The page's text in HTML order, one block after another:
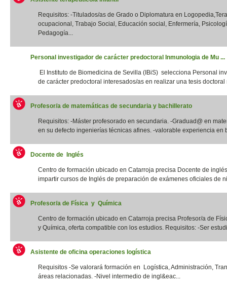
Requisitos: -Titulados/as de Grado o Diplomatura en
ocupacional, Trabajo Social, Educación social, Enfermería,
Pedagogía...
Personal investigador de carácter predoctoral Inmunologia de Mu ...
El Instituto de Biomedicina de Sevilla (IBiS) selecciona Personal
de carácter predoctoral interesados/as en realizar una tesis doctoral
Profesor/a de matemáticas de secundaria y bachillerato
Requisitos: -Máster profesorado en secundaria. -Graduad@ en
en su defecto ingenierías técnicas afines. -valorable experiencia en
Docente de Inglés
Centro de formación ubicado en Catarroja precisa Docente de
impartir cursos de Inglés de preparación de exámenes oficiales de
Profesor/a de Física y Química
Centro de formación ubicado en Catarroja precisa Profesor/a de
y Química, oferta compatible con los estudios. Requisitos: -Ser
Asistente de oficina operaciones logística
Requisitos -Se valorará formación en Logística, Administración,
áreas relacionadas. -Nivel intermedio de ingl&eac...